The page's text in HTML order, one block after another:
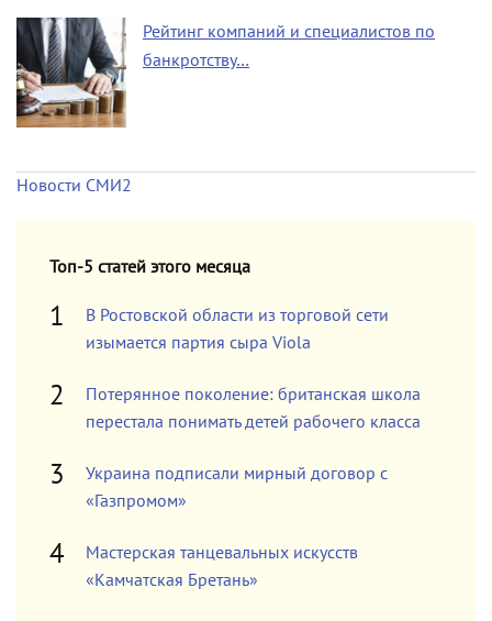
Рейтинг компаний и специалистов по
банкротству…
Новости СМИ2
Топ-5 статей этого месяца
В Ростовской области из торговой сети
изымается партия сыра Viola
Потерянное поколение: британская школа
перестала понимать детей рабочего класса
Украина подписали мирный договор с
«Газпромом»
Мастерская танцевальных искусств
«Камчатская Бретань»